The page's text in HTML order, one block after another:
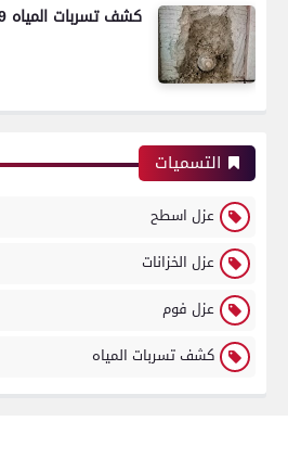
كشف تسربات المياه 0531350949 بالقصيم
التسميات
عزل اسطح
عزل الخزانات
عزل فوم
كشف تسربات المياه